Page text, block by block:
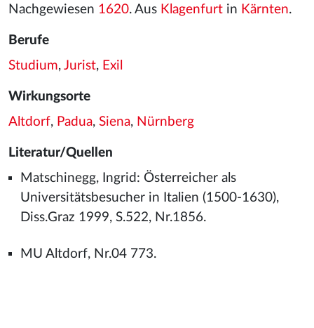
Nachgewiesen 1620. Aus Klagenfurt in Kärnten.
Berufe
Studium, Jurist, Exil
Wirkungsorte
Altdorf, Padua, Siena, Nürnberg
Literatur/Quellen
Matschinegg, Ingrid: Österreicher als
Universitätsbesucher in Italien (1500-1630),
Diss.Graz 1999, S.522, Nr.1856.
MU Altdorf, Nr.04 773.